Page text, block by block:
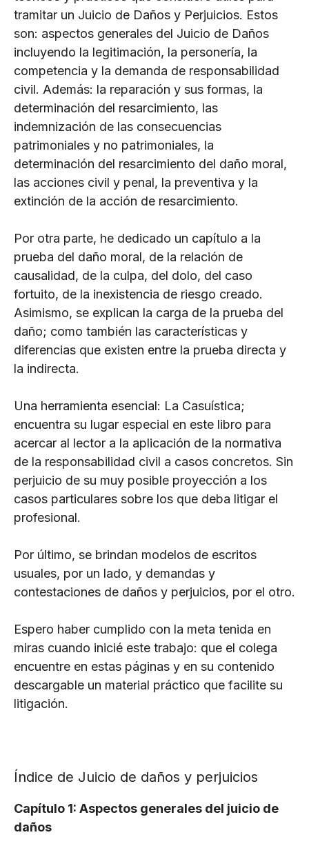
tramitar un Juicio de Daños y Perjuicios. Estos
son: aspectos generales del Juicio de Daños
incluyendo la legitimación, la personería, la
competencia y la demanda de responsabilidad
civil. Además: la reparación y sus formas, la
determinación del resarcimiento, las
indemnización de las consecuencias
patrimoniales y no patrimoniales, la
determinación del resarcimiento del daño moral,
las acciones civil y penal, la preventiva y la
extinción de la acción de resarcimiento.
Por otra parte, he dedicado un capítulo a la
prueba del daño moral, de la relación de
causalidad, de la culpa, del dolo, del caso
fortuito, de la inexistencia de riesgo creado.
Asimismo, se explican la carga de la prueba del
daño; como también las características y
diferencias que existen entre la prueba directa y
la indirecta.
Una herramienta esencial: La Casuística;
encuentra su lugar especial en este libro para
acercar al lector a la aplicación de la normativa
de la responsabilidad civil a casos concretos. Sin
perjuicio de su muy posible proyección a los
casos particulares sobre los que deba litigar el
profesional.
Por último, se brindan modelos de escritos
usuales, por un lado, y demandas y
contestaciones de daños y perjuicios, por el otro.
Espero haber cumplido con la meta tenida en
miras cuando inicié este trabajo: que el colega
encuentre en estas páginas y en su contenido
descargable un material práctico que facilite su
litigación.
Índice de Juicio de daños y perjuicios
Capítulo 1: Aspectos generales del juicio de
daños